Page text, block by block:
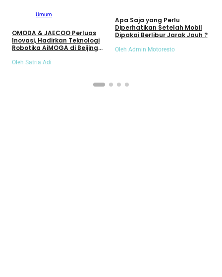
Umum
OMODA & JAECOO Perluas
Inovasi, Hadirkan Teknologi
Robotika AiMOGA di Beijing
Oleh Satria Adi
Apa Saja yang Perlu
Diperhatikan Setelah Mobil
Dipakai Berlibur Jarak Jauh ?
Oleh Admin Motoresto